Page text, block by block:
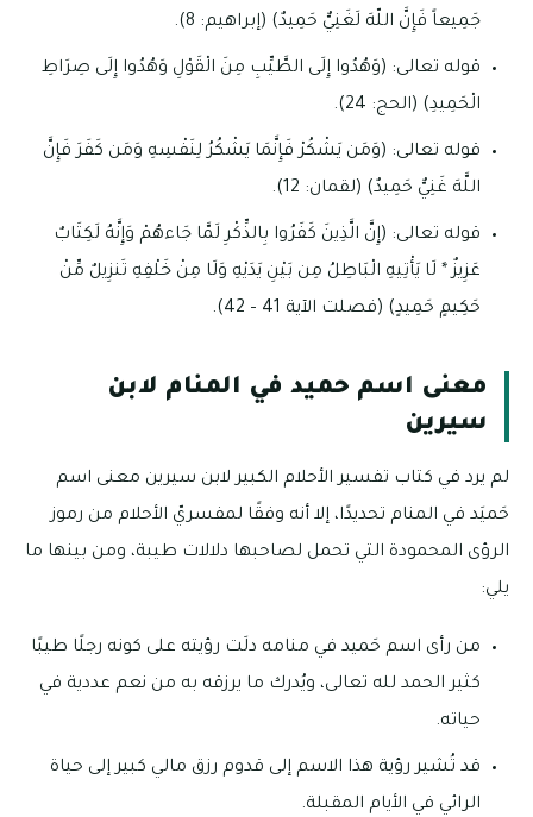
جَمِيعاً فَإِنَّ اللّهَ لَغَنِيٌّ حَمِيدٌ) (إبراهيم: 8).
قوله تعالى: (وَهُدُوا إِلَى الطَّيِّبِ مِنَ الْقَوْلِ وَهُدُوا إِلَى صِرَاطِ
الْحَمِيدِ) (الحج: 24).
قوله تعالى: (وَمَن يَشْكُرْ فَإِنَّمَا يَشْكُرُ لِنَفْسِهِ وَمَن كَفَرَ فَإِنَّ
اللَّهَ غَنِيٌّ حَمِيدٌ) (لقمان: 12).
قوله تعالى: (إِنَّ الَّذِينَ كَفَرُوا بِالذِّكْرِ لَمَّا جَاءهُمْ وَإِنَّهُ لَكِتَابٌ
عَزِيزٌ * لَا يَأْتِيهِ الْبَاطِلُ مِن بَيْنِ يَدَيْهِ وَلَا مِنْ خَلْفِهِ تَنزِيلٌ مِّنْ
حَكِيمٍ حَمِيدٍ) (فصلت الآية 41 – 42).
معنى اسم حميد في المنام لابن
سيرين
لم يرد في كتاب تفسير الأحلام الكبير لابن سيرين معنى اسم
حَميَد في المنام تحديدًا، إلا أنه وفقًا لمفسريّ الأحلام من رموز
الرؤى المحمودة التي تحمل لصاحبها دلالات طيبة، ومن بينها ما
يلي:
من رأى اسم حَميد في منامه دلَت رؤيته على كونه رجلًا طيبًا
كثير الحمد لله تعالى، ويُدرك ما يرزقه به من نعم عددية في
حياته.
قد تُشير رؤية هذا الاسم إلى قدوم رزق مالي كبير إلى حياة
الرائي في الأيام المقبلة.